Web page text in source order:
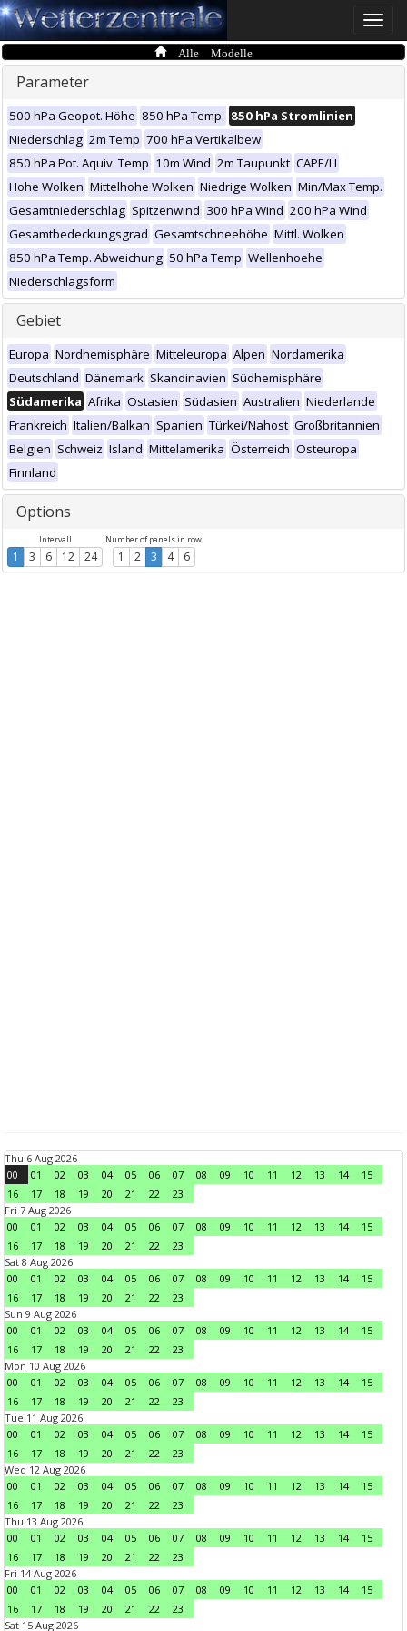
Toggle
Alle Modelle
Parameter
500 hPa Geopot. Höhe 850 hPa Temp. 850 hPa Stromlinien
Niederschlag 2m Temp 700 hPa Vertikalbew
850 hPa Pot. Äquiv. Temp 10m Wind 2m Taupunkt CAPE/LI
Hohe Wolken Mittelhohe Wolken Niedrige Wolken Min/Max Temp.
Gesamtniederschlag Spitzenwind 300 hPa Wind 200 hPa Wind
Gesamtbedeckungsgrad Gesamtschneehöhe Mittl. Wolken
850 hPa Temp. Abweichung 50 hPa Temp Wellenhoehe
Niederschlagsform
Gebiet
Europa Nordhemisphäre Mitteleuropa Alpen Nordamerika
Deutschland Dänemark Skandinavien Südhemisphäre
Südamerika Afrika Ostasien Südasien Australien Niederlande
Frankreich Italien/Balkan Spanien Türkei/Nahost Großbritannien
Belgien Schweiz Island Mittelamerika Österreich Osteuropa
Finnland
Options
Intervall
1 3 6 12 24
Number of panels in row
1 2 3 4 6
Thu 6 Aug 2026
00
01 02 03 04 05 06 07 08 09 10 11 12 13 14
15
16
17 18 19 20 21 22
23
Fri 7 Aug 2026
00
01 02 03 04 05 06 07 08 09 10 11 12 13 14
15
16
17 18 19 20 21 22
23
Sat 8 Aug 2026
00
01 02 03 04 05 06 07 08 09 10 11 12 13 14
15
16
17 18 19 20 21 22
23
Sun 9 Aug 2026
00
01 02 03 04 05 06 07 08 09 10 11 12 13 14
15
16
17 18 19 20 21 22
23
Mon 10 Aug 2026
00
01 02 03 04 05 06 07 08 09 10 11 12 13 14
15
16
17 18 19 20 21 22
23
Tue 11 Aug 2026
00
01 02 03 04 05 06 07 08 09 10 11 12 13 14
15
16
17 18 19 20 21 22
23
Wed 12 Aug 2026
00
01 02 03 04 05 06 07 08 09 10 11 12 13 14
15
16
17 18 19 20 21 22
23
Thu 13 Aug 2026
00
01 02 03 04 05 06 07 08 09 10 11 12 13 14
15
16
17 18 19 20 21 22
23
Fri 14 Aug 2026
00
01 02 03 04 05 06 07 08 09 10 11 12 13 14
15
16
17 18 19 20 21 22
23
Sat 15 Aug 2026